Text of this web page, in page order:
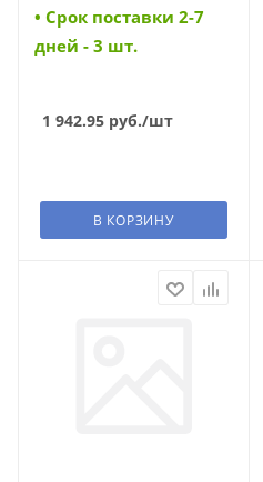
• Cрок поставки 2-7
дней - 3 шт.
1 942.95 руб./шт
В КОРЗИНУ